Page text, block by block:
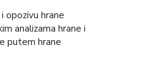
opozivu hrane
analizama hrane i
putem hrane